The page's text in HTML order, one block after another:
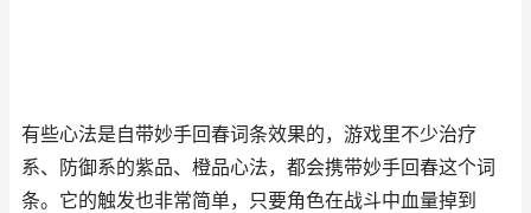
有些心法是自带妙手回春词条效果的，游戏里不少治疗
系、防御系的紫品、橙品心法，都会携带妙手回春这个词
条。它的触发也非常简单，只要角色在战斗中血量掉到